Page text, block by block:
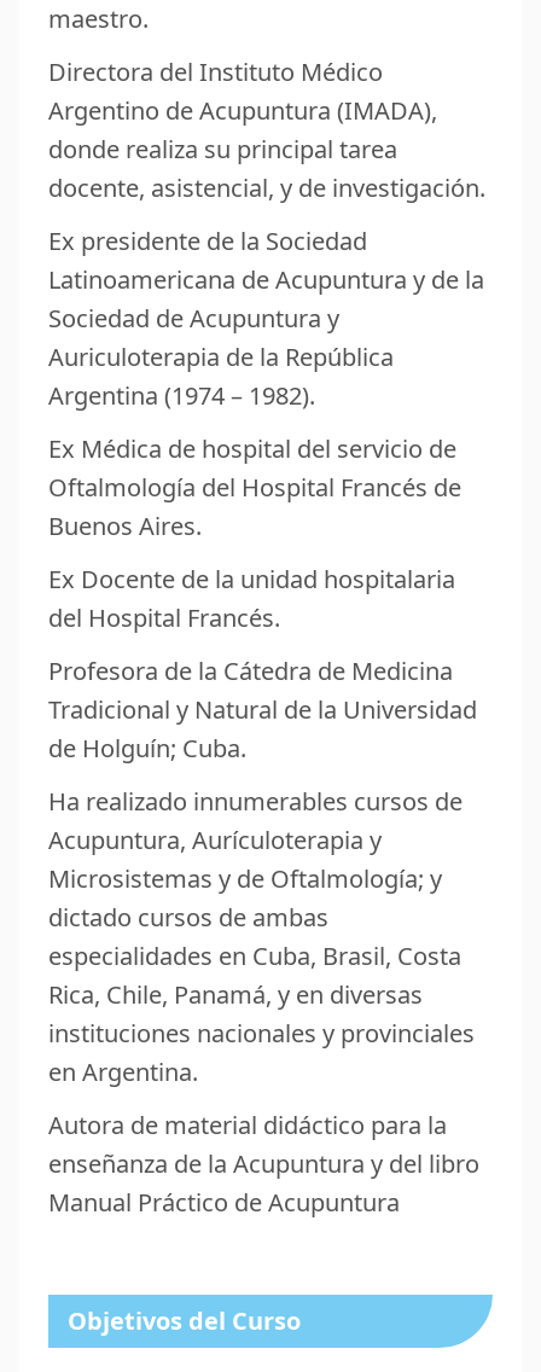
maestro.
Directora del Instituto Médico
Argentino de Acupuntura (IMADA),
donde realiza su principal tarea
docente, asistencial, y de investigación.
Ex presidente de la Sociedad
Latinoamericana de Acupuntura y de la
Sociedad de Acupuntura y
Auriculoterapia de la República
Argentina (1974 – 1982).
Ex Médica de hospital del servicio de
Oftalmología del Hospital Francés de
Buenos Aires.
Ex Docente de la unidad hospitalaria
del Hospital Francés.
Profesora de la Cátedra de Medicina
Tradicional y Natural de la Universidad
de Holguín; Cuba.
Ha realizado innumerables cursos de
Acupuntura, Aurículoterapia y
Microsistemas y de Oftalmología; y
dictado cursos de ambas
especialidades en Cuba, Brasil, Costa
Rica, Chile, Panamá, y en diversas
instituciones nacionales y provinciales
en Argentina.
Autora de material didáctico para la
enseñanza de la Acupuntura y del libro
Manual Práctico de Acupuntura
Objetivos del Curso